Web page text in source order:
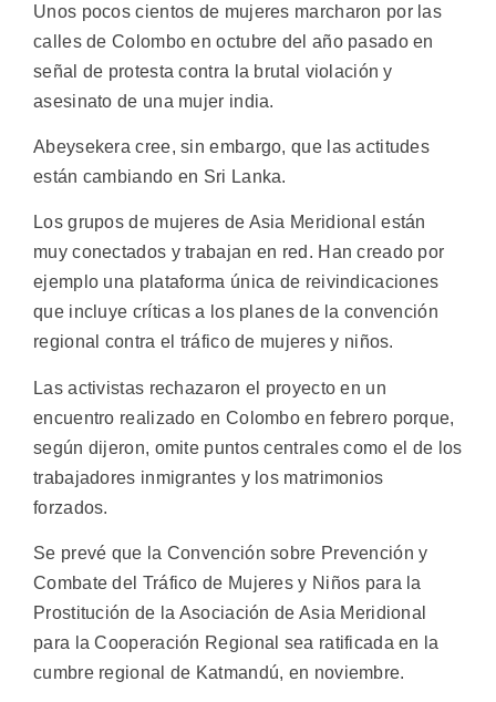
Unos pocos cientos de mujeres marcharon por las
calles de Colombo en octubre del año pasado en
señal de protesta contra la brutal violación y
asesinato de una mujer india.
Abeysekera cree, sin embargo, que las actitudes
están cambiando en Sri Lanka.
Los grupos de mujeres de Asia Meridional están
muy conectados y trabajan en red. Han creado por
ejemplo una plataforma única de reivindicaciones
que incluye críticas a los planes de la convención
regional contra el tráfico de mujeres y niños.
Las activistas rechazaron el proyecto en un
encuentro realizado en Colombo en febrero porque,
según dijeron, omite puntos centrales como el de los
trabajadores inmigrantes y los matrimonios
forzados.
Se prevé que la Convención sobre Prevención y
Combate del Tráfico de Mujeres y Niños para la
Prostitución de la Asociación de Asia Meridional
para la Cooperación Regional sea ratificada en la
cumbre regional de Katmandú, en noviembre.